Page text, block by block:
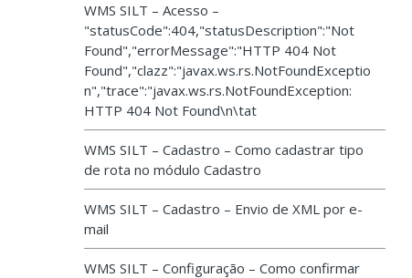
WMS SILT – Acesso –
"statusCode":404,"statusDescription":"Not
Found","errorMessage":"HTTP 404 Not
Found","clazz":"javax.ws.rs.NotFoundExceptio
n","trace":"javax.ws.rs.NotFoundException:
HTTP 404 Not Found\n\tat
WMS SILT – Cadastro – Como cadastrar tipo
de rota no módulo Cadastro
WMS SILT – Cadastro – Envio de XML por e-
mail
WMS SILT – Configuração – Como confirmar